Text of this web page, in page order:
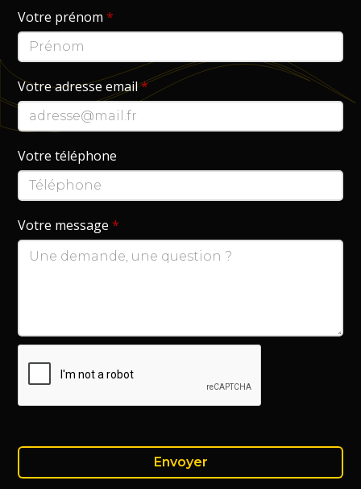
Votre prénom*
Votre adresse email*
Votre téléphone
Votre message*